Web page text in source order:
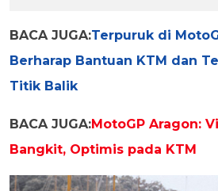
BACA JUGA:Terpuruk di
Berharap Bantuan KTM dan
Titik Balik
BACA JUGA:MotoGP Aragon:
Bangkit, Optimis pada KTM